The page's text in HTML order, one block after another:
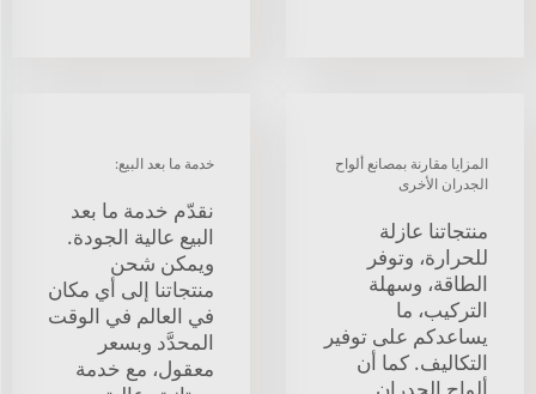
المزايا مقارنة بمصانع ألواح
الجدران الأخرى
منتجاتنا عازلة
للحرارة، وتوفر
الطاقة، وسهلة
التركيب، ما
يساعدكم على توفير
التكاليف. كما أن
خدمة ما بعد البيع:
نقدّم خدمة ما بعد
البيع عالية الجودة.
ويمكن شحن
منتجاتنا إلى أي مكان
في العالم في الوقت
المحدَّد وبسعر
معقول، مع خدمة